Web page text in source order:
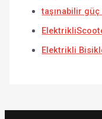
taşınabilir
Elektrikli